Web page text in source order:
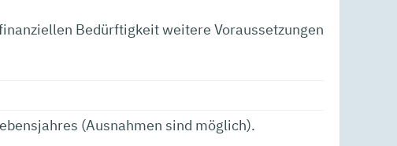
Bedürftigkeit weitere Voraussetzungen
(Ausnahmen sind möglich).